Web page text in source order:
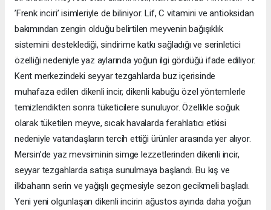
’Frenk inciri’ isimleriyle de biliniyor. Lif, C vitamini ve antioksidan
bakımından zengin olduğu belirtilen meyvenin bağışıklık
sistemini desteklediği, sindirime katkı sağladığı ve serinletici
özelliği nedeniyle yaz aylarında yoğun ilgi gördüğü ifade ediliyor.
Kent merkezindeki seyyar tezgahlarda buz içerisinde
muhafaza edilen dikenli incir, dikenli kabuğu özel yöntemlerle
temizlendikten sonra tüketicilere sunuluyor. Özellikle soğuk
olarak tüketilen meyve, sıcak havalarda ferahlatıcı etkisi
nedeniyle vatandaşların tercih ettiği ürünler arasında yer alıyor.
Mersin’de yaz mevsiminin simge lezzetlerinden dikenli incir,
seyyar tezgahlarda satışa sunulmaya başlandı. Bu kış ve
ilkbaharın serin ve yağışlı geçmesiyle sezon gecikmeli başladı.
Yeni yeni olgunlaşan dikenli incirin ağustos ayında daha yoğun